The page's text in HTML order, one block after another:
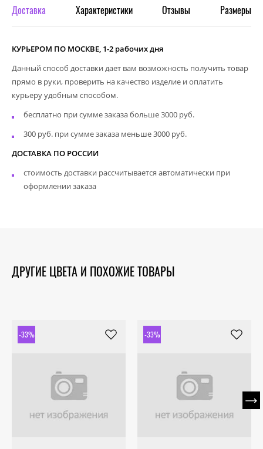
ЗАКАЗ
Доставка Характеристики Отзывы Размеры
КУРЬЕРОМ ПО МОСКВЕ, 1-2 рабочих дня
Данный способ доставки дает вам возможность получить товар
прямо в руки, проверить на качество изделие и оплатить
курьеру удобным способом.
бесплатно при сумме заказа больше 3000 руб.
300 руб. при сумме заказа меньше 3000 руб.
ДОСТАВКА ПО РОССИИ
стоимость доставки рассчитывается автоматически при
оформлении заказа
ДРУГИЕ ЦВЕТА И ПОХОЖИЕ ТОВАРЫ
-33% -33%